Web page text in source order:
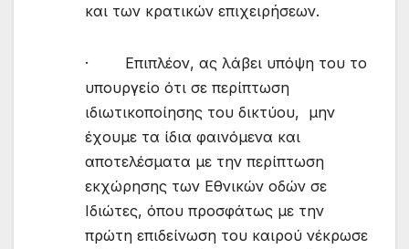
και των κρατικών επιχειρήσεων.
· Επιπλέον, ας λάβει υπόψη του το
υπουργείο ότι σε περίπτωση
ιδιωτικοποίησης του δικτύου, μην
έχουμε τα ίδια φαινόμενα και
αποτελέσματα με την περίπτωση
εκχώρησης των Εθνικών οδών σε
Ιδιώτες, όπου προσφάτως με την
πρώτη επιδείνωση του καιρού νέκρωσε